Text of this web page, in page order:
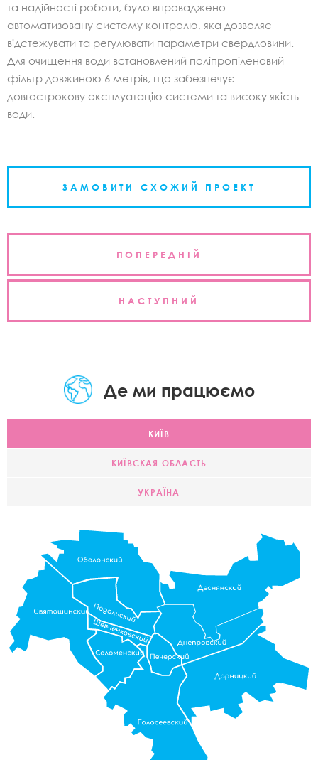
та надійності роботи, було впроваджено
автоматизовану систему контролю, яка дозволяє
відстежувати та регулювати параметри свердловини.
Для очищення води встановлений поліпропіленовий
фільтр довжиною 6 метрів, що забезпечує
довгострокову експлуатацію системи та високу якість
води.
ЗАМОВИТИ СХОЖИЙ ПРОЕКТ
Навігація
ПОПЕРЕДНІЙ
НАСТУПНИЙ
Де ми працюємо
КИЇВ
КИЇВСКАЯ ОБЛАСТЬ
УКРАЇНА